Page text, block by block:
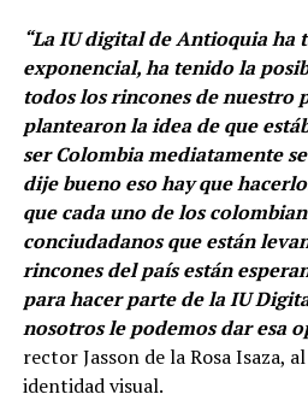
“La IU digital de Antioquia
exponencial, ha tenido la
todos los rincones de nuestro
plantearon la idea de que
ser Colombia mediatamente
dije bueno eso hay que
que cada uno de los
conciudadanos que están
rincones del país están
para hacer parte de la IU
nosotros le podemos dar esa
rector Jasson de la Rosa Isaza,
identidad visual.